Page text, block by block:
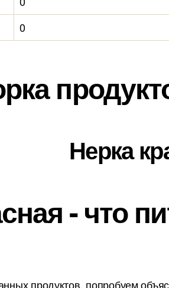
0
Нерка
- что
продуктов, попробуем